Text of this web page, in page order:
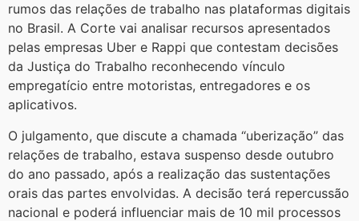
rumos das relações de trabalho nas plataformas digitais
no Brasil. A Corte vai analisar recursos apresentados
pelas empresas Uber e Rappi que contestam decisões
da Justiça do Trabalho reconhecendo vínculo
empregatício entre motoristas, entregadores e os
aplicativos.
O julgamento, que discute a chamada “uberização” das
relações de trabalho, estava suspenso desde outubro
do ano passado, após a realização das sustentações
orais das partes envolvidas. A decisão terá repercussão
nacional e poderá influenciar mais de 10 mil processos